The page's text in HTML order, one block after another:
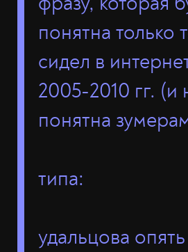
понятна только
сидел в
2005-2010 гг. (и
понятна
типа:
удальцова опять